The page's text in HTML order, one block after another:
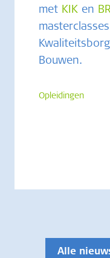
met KIK en
Bouwen.
Opleidingen
Alle